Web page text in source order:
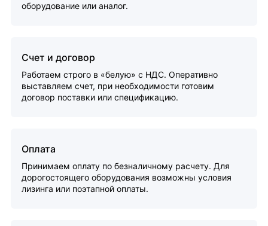
оборудование или аналог.
Счет и договор
Работаем строго в «белую» с НДС. Оперативно
выставляем счет, при необходимости готовим
договор поставки или спецификацию.
Оплата
Принимаем оплату по безналичному расчету. Для
дорогостоящего оборудования возможны условия
лизинга или поэтапной оплаты.